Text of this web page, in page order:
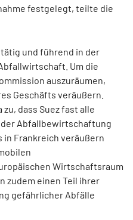
festgelegt, teilte die
und führend in der
Um die
auszuräumen,
Geschäfts veräußern.
dass Suez fast alle
Abfallbewirtschaftung
in Frankreich veräußern
Wirtschaftsraum
zudem einen Teil ihrer
gefährlicher Abfälle